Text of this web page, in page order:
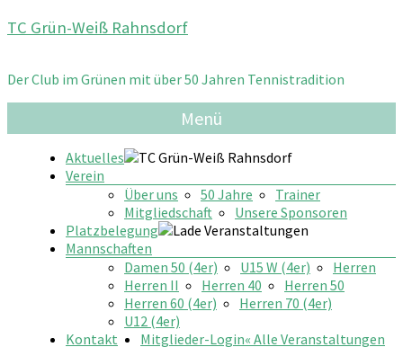
Zum
TC Grün-Weiß Rahnsdorf
Der Club im Grünen mit über 50 Jahren Tennistradition
Menü
Aktuelles
Verein
Über uns
50 Jahre
Trainer
Mitgliedschaft
Unsere Sponsoren
Platzbelegung
Mannschaften
Damen 50 (4er)
U15 W (4er)
Herren
Herren II
Herren 40
Herren 50
Herren 60 (4er)
Herren 70 (4er)
U12 (4er)
Kontakt
Mitglieder-Login« Alle Veranstaltungen